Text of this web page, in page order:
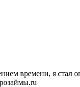
времени, я